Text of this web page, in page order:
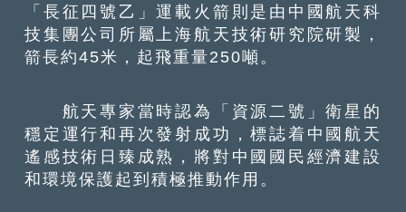
「長征四號乙」運載火箭則是由中國航天科
技集團公司所屬上海航天技術研究院研製，
箭長約45米，起飛重量250噸。
航天專家當時認為「資源二號」衛星的
穩定運行和再次發射成功，標誌着中國航天
遙感技術日臻成熟，將對中國國民經濟建設
和環境保護起到積極推動作用。